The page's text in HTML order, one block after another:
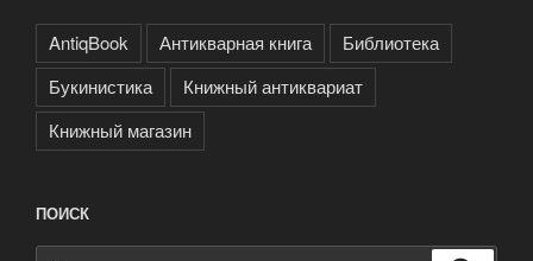
AntiqBook Антикварная книга
Библиотека
Букинистика
Книжный антиквариат
Книжный магазин
ПОИСК